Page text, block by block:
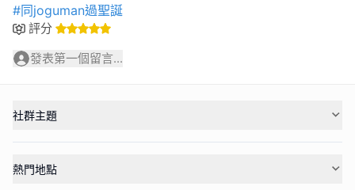
#同joguman過聖誕
評分
發表第一個留言...
社群主題
熱門地點